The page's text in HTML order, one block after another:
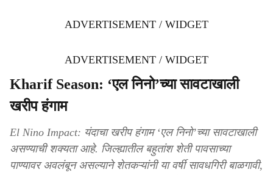
ADVERTISEMENT / WIDGET
ADVERTISEMENT / WIDGET
Kharif Season: ‘एल निनो’च्या सावटाखाली
खरीप हंगाम
El Nino Impact: यंदाचा खरीप हंगाम ‘एल निनो’च्या सावटाखाली
असण्याची शक्यता आहे. जिल्ह्यातील बहुतांश शेती पावसाच्या
पाण्यावर अवलंबून असल्याने शेतकऱ्यांनी या वर्षी सावधगिरी बाळगावी,